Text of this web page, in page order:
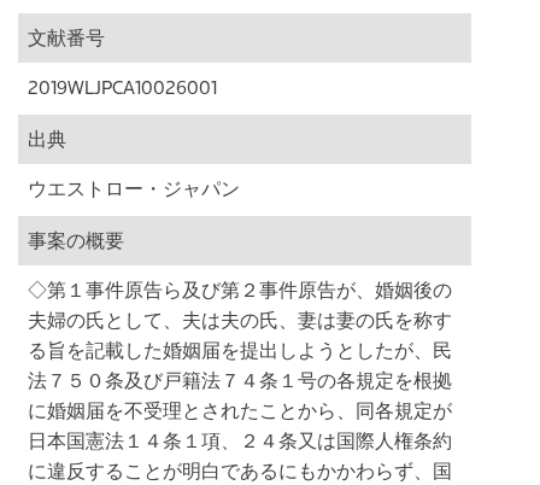
文献番号
2019WLJPCA10026001
出典
ウエストロー・ジャパン
事案の概要
◇第１事件原告ら及び第２事件原告が、婚姻後の
夫婦の氏として、夫は夫の氏、妻は妻の氏を称す
る旨を記載した婚姻届を提出しようとしたが、民
法７５０条及び戸籍法７４条１号の各規定を根拠
に婚姻届を不受理とされたことから、同各規定が
日本国憲法１４条１項、２４条又は国際人権条約
に違反することが明白であるにもかかわらず、国